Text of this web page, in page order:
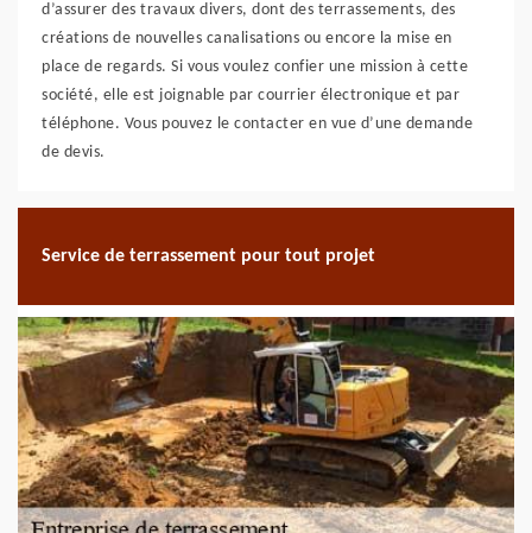
d’assurer des travaux divers, dont des terrassements, des
créations de nouvelles canalisations ou encore la mise en
place de regards. Si vous voulez confier une mission à cette
société, elle est joignable par courrier électronique et par
téléphone. Vous pouvez le contacter en vue d’une demande
de devis.
Service de terrassement pour tout projet